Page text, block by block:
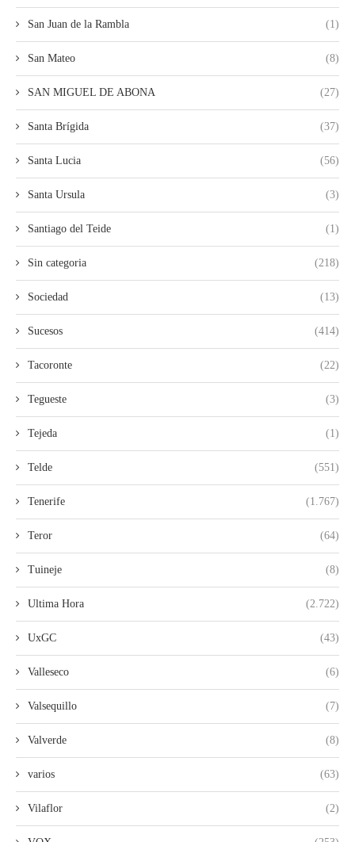
San Juan de la Rambla (1)
San Mateo (8)
SAN MIGUEL DE ABONA (27)
Santa Brígida (37)
Santa Lucia (56)
Santa Ursula (3)
Santiago del Teide (1)
Sin categoria (218)
Sociedad (13)
Sucesos (414)
Tacoronte (22)
Tegueste (3)
Tejeda (1)
Telde (551)
Tenerife (1.767)
Teror (64)
Tuineje (8)
Ultima Hora (2.722)
UxGC (43)
Valleseco (6)
Valsequillo (7)
Valverde (8)
varios (63)
Vilaflor (2)